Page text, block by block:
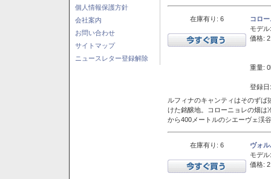
個人情報保護方針
会社案内
お問い合わせ
サイトマップ
ニュースレター登録解除
在庫有り: 6
コロ
モデル:
価格:
重量:
登録
ルフィナのキャンティはそのず
けた銘醸地。コローニョレの畑は
から400メートルのシエーヴェ渓
在庫有り: 6
ヴォ
モデル:
価格: